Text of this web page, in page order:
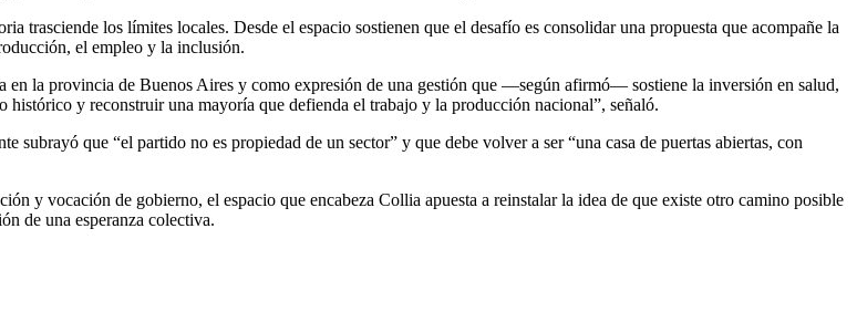
trasciende los límites locales. Desde el espacio sostienen que el desafío es consolidar una propuesta que acompañe la
el empleo y la inclusión.
la provincia de Buenos Aires y como expresión de una gestión que —según afirmó— sostiene la inversión en salud,
y reconstruir una mayoría que defienda el trabajo y la producción nacional”, señaló.
que “el partido no es propiedad de un sector” y que debe volver a ser “una casa de puertas abiertas, con
y vocación de gobierno, el espacio que encabeza Collia apuesta a reinstalar la idea de que existe otro camino posible
de una esperanza colectiva.